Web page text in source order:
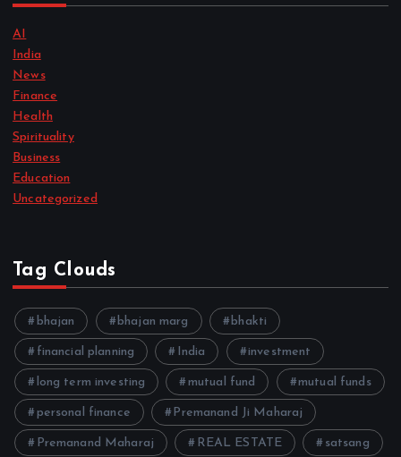
AI
India
News
Finance
Health
Spirituality
Business
Education
Uncategorized
Tag Clouds
bhajan bhajan marg bhakti
financial planning India investment
long term investing mutual fund mutual funds
personal finance Premanand Ji Maharaj
Premanand Maharaj REAL ESTATE satsang